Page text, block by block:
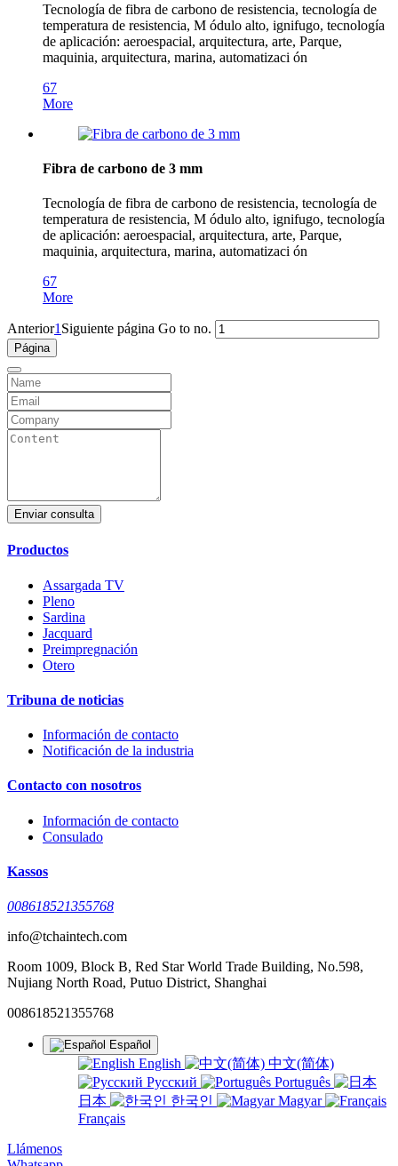
Tecnología de fibra de carbono de resistencia, tecnología de
temperatura de resistencia, M ódulo alto, ignifugo, tecnología
de aplicación: aeroespacial, arquitectura, arte, Parque,
maquinia, arquitectura, marina, automatizaci ón
67
More
Fibra de carbono de 3 mm
Tecnología de fibra de carbono de resistencia, tecnología de
temperatura de resistencia, M ódulo alto, ignifugo, tecnología
de aplicación: aeroespacial, arquitectura, arte, Parque,
maquinia, arquitectura, marina, automatizaci ón
67
More
Anterior1 Siguiente página Go to no.
Enviar consulta
Productos
Assargada TV
Pleno
Sardina
Jacquard
Preimpregnación
Otero
Tribuna de noticias
Información de contacto
Notificación de la industria
Contacto con nosotros
Información de contacto
Consulado
Kassos
008618521355768
info@tchaintech.com
Room 1009, Block B, Red Star World Trade Building, No.598,
Nujiang North Road, Putuo District, Shanghai
008618521355768
Español
English
中文(简体)
Русский
Português
日本
한국인
Magyar
Français
Llámenos